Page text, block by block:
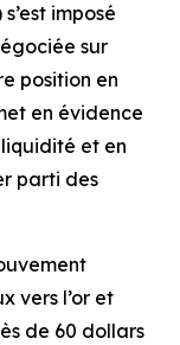
imposé
sur
position en
en évidence
et en
parti des
vers l’or et
de 60 dollars